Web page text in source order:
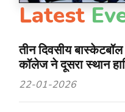
Latest
तीन दिवसीय बास्केटबॉल
कॉलेज ने दूसरा स्थान
22-01-2026